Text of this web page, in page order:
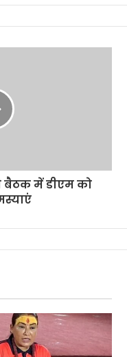
बैठक में डीएम को